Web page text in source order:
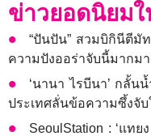
ข่าวยอดนิยม
“ปันปัน” สวมบิกินีตีมั
ความปังออร่าจับนี้มากม
‘นานา ไรบีนา’ กลั้น
ประเทศลั่นข้อความซึ้งจับ
SeoulStation : ‘แทย